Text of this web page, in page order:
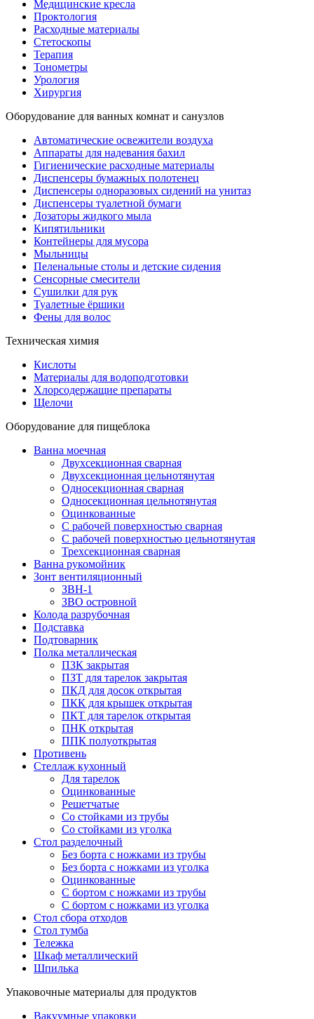
Медицинские кресла
Проктология
Расходные материалы
Стетоскопы
Терапия
Тонометры
Урология
Хирургия
Оборудование для ванных комнат и санузлов
Автоматические освежители воздуха
Аппараты для надевания бахил
Гигиенические расходные материалы
Диспенсеры бумажных полотенец
Диспенсеры одноразовых сидений на унитаз
Диспенсеры туалетной бумаги
Дозаторы жидкого мыла
Кипятильники
Контейнеры для мусора
Мыльницы
Пеленальные столы и детские сидения
Сенсорные смесители
Сушилки для рук
Туалетные ёршики
Фены для волос
Техническая химия
Кислоты
Материалы для водоподготовки
Хлорсодержащие препараты
Щелочи
Оборудование для пищеблока
Ванна моечная
Двухсекционная сварная
Двухсекционная цельнотянутая
Односекционная сварная
Односекционная цельнотянутая
Оцинкованные
С рабочей поверхностью сварная
С рабочей поверхностью цельнотянутая
Трехсекционная сварная
Ванна рукомойник
Зонт вентиляционный
ЗВН-1
ЗВО островной
Колода разрубочная
Подставка
Подтоварник
Полка металлическая
ПЗК закрытая
ПЗТ для тарелок закрытая
ПКД для досок открытая
ПКК для крышек открытая
ПКТ для тарелок открытая
ПНК открытая
ППК полуоткрытая
Противень
Стеллаж кухонный
Для тарелок
Оцинкованные
Решетчатые
Со стойками из трубы
Со стойками из уголка
Стол разделочный
Без борта с ножками из трубы
Без борта с ножками из уголка
Оцинкованные
С бортом с ножками из трубы
С бортом с ножками из уголка
Стол сбора отходов
Стол тумба
Тележка
Шкаф металлический
Шпилька
Упаковочные материалы для продуктов
Вакуумные упаковки